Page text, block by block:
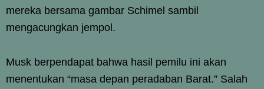
mereka bersama gambar Schimel sambil
mengacungkan jempol.
Musk berpendapat bahwa hasil pemilu ini akan
menentukan “masa depan peradaban Barat.” Salah